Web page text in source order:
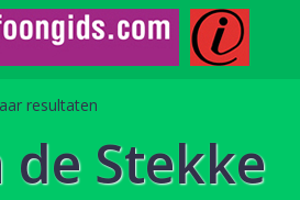
resultaten
de Stekke